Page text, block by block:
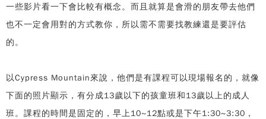
一些影片看一下會比較有概念。而且就算是會滑的朋友帶去他們
也不一定會用對的方式教你，所以需不需要找教練還是要評估
的。
以Cypress Mountain來說，他們是有課程可以現場報名的，就像
下面的照片顯示，有分成13歲以下的孩童班和13歲以上的成人
班。課程的時間是固定的，早上10~12點或是下午1:30~3:30，